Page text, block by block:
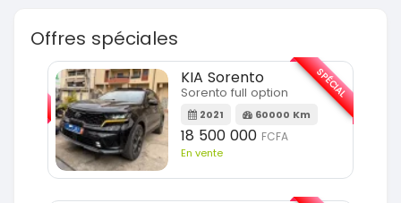
Offres spéciales
KIA Sorento
Sorento full option
2021 60000 Km
18 500 000 FCFA
En vente
SPÉCIAL